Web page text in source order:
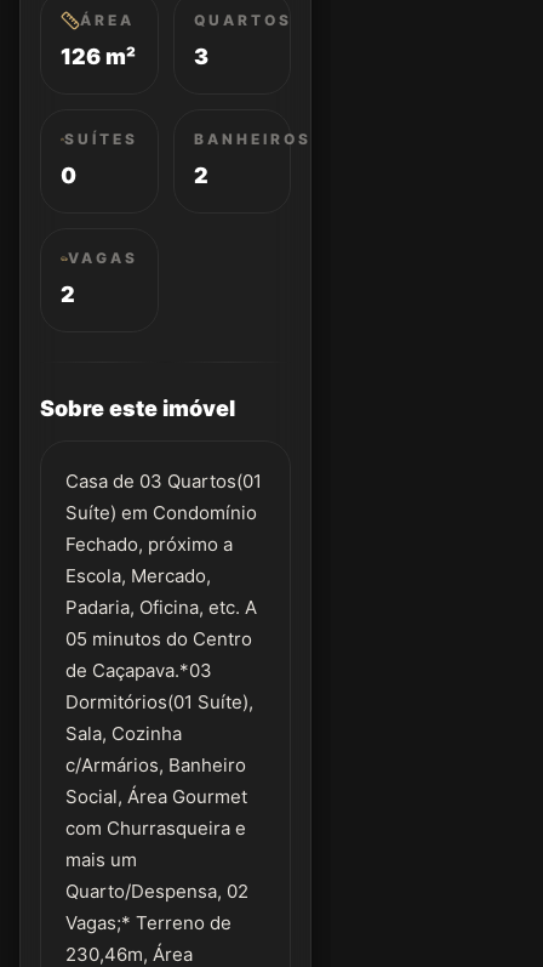
ÁREA
126 m²
QUARTOS
3
SUÍTES
0
BANHEIROS
2
VAGAS
2
Sobre este imóvel
Casa de 03 Quartos(01
Suíte) em Condomínio
Fechado, próximo a
Escola, Mercado,
Padaria, Oficina, etc. A
05 minutos do Centro
de Caçapava.*03
Dormitórios(01 Suíte),
Sala, Cozinha
c/Armários, Banheiro
Social, Área Gourmet
com Churrasqueira e
mais um
Quarto/Despensa, 02
Vagas;* Terreno de
230,46m, Área